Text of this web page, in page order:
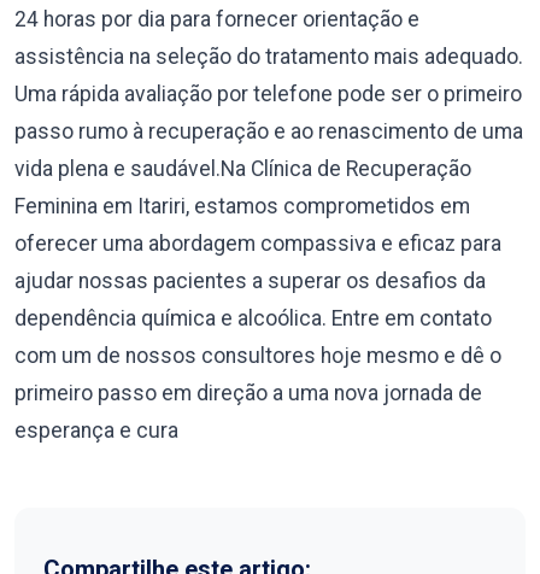
24 horas por dia para fornecer orientação e
assistência na seleção do tratamento mais adequado.
Uma rápida avaliação por telefone pode ser o primeiro
passo rumo à recuperação e ao renascimento de uma
vida plena e saudável.Na Clínica de Recuperação
Feminina em Itariri, estamos comprometidos em
oferecer uma abordagem compassiva e eficaz para
ajudar nossas pacientes a superar os desafios da
dependência química e alcoólica. Entre em contato
com um de nossos consultores hoje mesmo e dê o
primeiro passo em direção a uma nova jornada de
esperança e cura